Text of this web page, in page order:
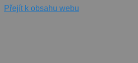
Přejít k obsahu webu